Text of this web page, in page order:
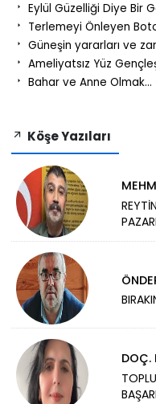
Eylül Güzelliği Diye Bir
Terlemeyi Önleyen
Güneşin yararları ve
Ameliyatsız Yüz
Bahar ve Anne Olmak…
Köşe Yazıları
DOÇ.